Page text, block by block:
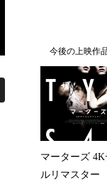
今後の上映作
マーターズ 4K
ルリマスター